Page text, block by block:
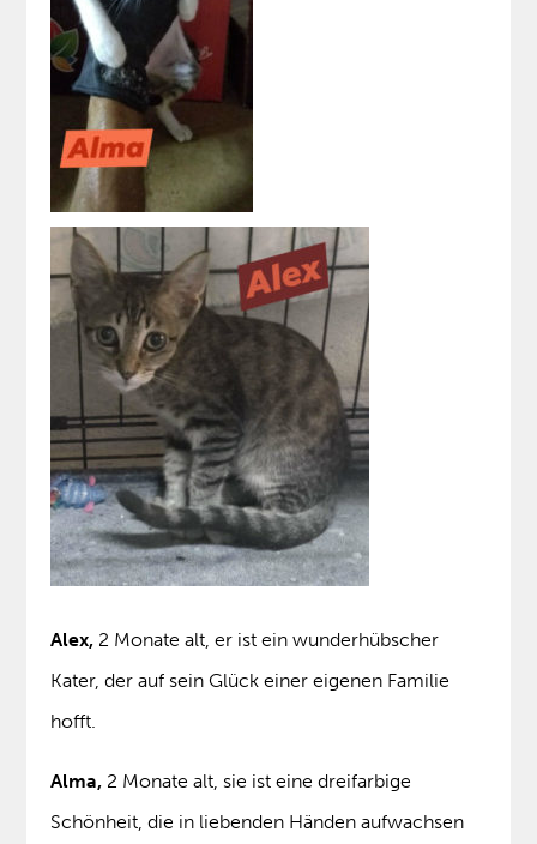
Alex, 2 Monate alt, er ist ein wunderhübscher
Kater, der auf sein Glück einer eigenen Familie
hofft.
Alma, 2 Monate alt, sie ist eine dreifarbige
Schönheit, die in liebenden Händen aufwachsen